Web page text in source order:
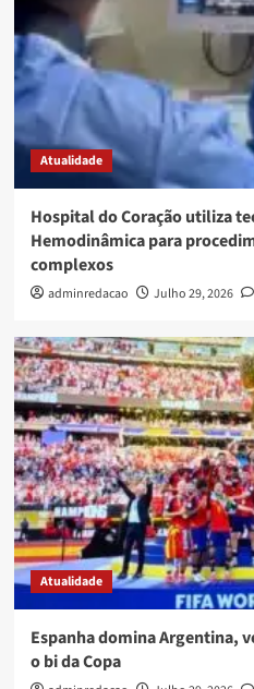
Atualidade
Hospital do Coração utiliza
Hemodinâmica para
complexos
adminredacao Julho 29, 2026
Atualidade
Espanha domina Argentina,
o bi da Copa